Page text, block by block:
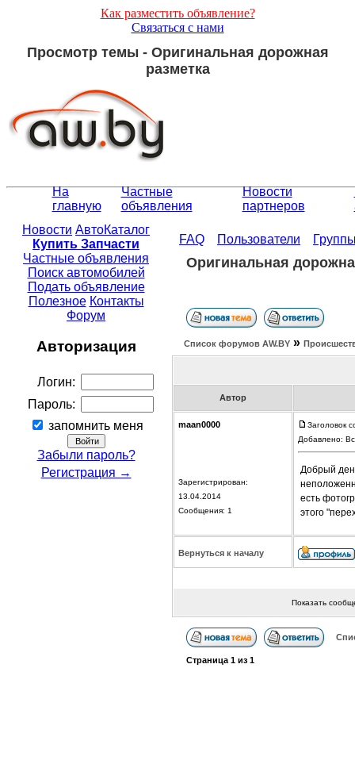
Как разместить объявление?
Связаться с нами
Просмотр темы - Оригинальная дорожная
разметка
На
главную
Частные
объявления
Новости
партнеров
Новости АвтоКаталог
Купить Запчасти
Частные объявления
Поиск автомобилей
Подать объявление
Полезное Контакты
Форум
Авторизация
Логин:
Пароль:
запомнить меня
Забыли пароль?
Регистрация →
FAQ Пользователи
Оригинальная
Список форумов АW.BY »
Автор
maan0000
Зарегистрирован:
13.04.2014
Сообщения: 1
Заголовок
Добавлено:
Добрый
есть
этого
Вернуться к началу
Показать
Страница 1из 1